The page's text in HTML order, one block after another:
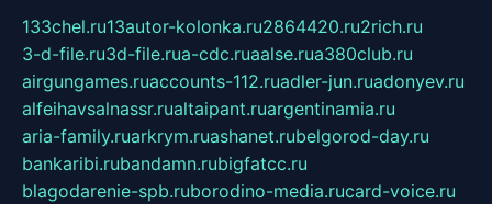
133chel.ru13autor-kolonka.ru2864420.ru2rich.ru
3-d-file.ru3d-file.rua-cdc.ruaalse.rua380club.ru
airgungames.ruaccounts-112.ruadler-jun.ruadonyev.ru
alfeihavsalnassr.rualtaipant.ruargentinamia.ru
aria-family.ruarkrym.ruashanet.rubelgorod-day.ru
bankaribi.rubandamn.rubigfatcc.ru
blagodarenie-spb.ruborodino-media.rucard-voice.ru